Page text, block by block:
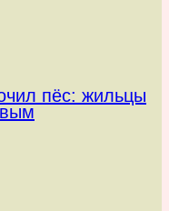
пёс: жильцы